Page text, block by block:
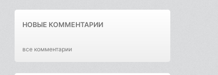
НОВЫЕ КОММЕНТАРИИ
все комментарии